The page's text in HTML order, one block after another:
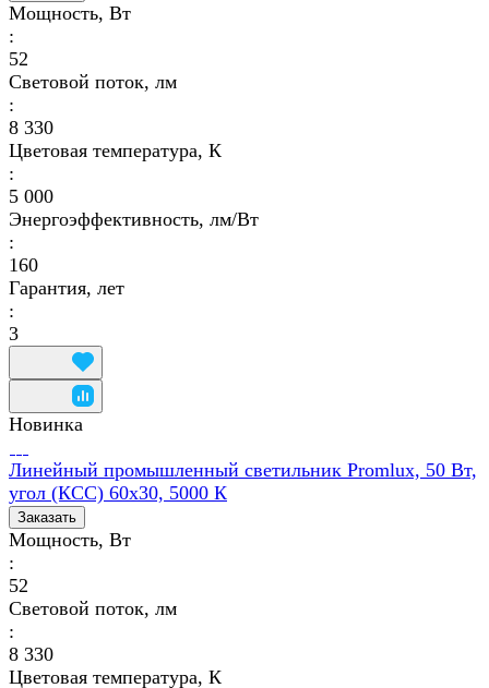
Мощность, Вт
:
52
Световой поток, лм
:
8 330
Цветовая температура, К
:
5 000
Энергоэффективность, лм/Вт
:
160
Гарантия, лет
:
3
Новинка
Линейный промышленный светильник Promlux, 50 Вт,
угол (КСС) 60х30, 5000 К
Заказать
Мощность, Вт
:
52
Световой поток, лм
:
8 330
Цветовая температура, К